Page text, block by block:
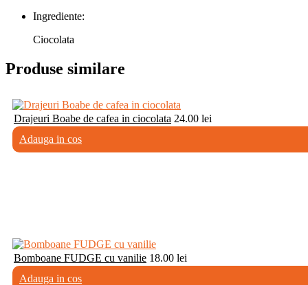
Ingrediente:
Ciocolata
Produse similare
Drajeuri Boabe de cafea in ciocolata 24.00 lei
Adauga in cos
Bomboane FUDGE cu vanilie 18.00 lei
Adauga in cos